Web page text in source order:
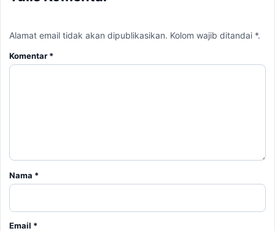
Alamat email tidak akan dipublikasikan. Kolom wajib ditandai *.
Komentar *
Nama *
Email *